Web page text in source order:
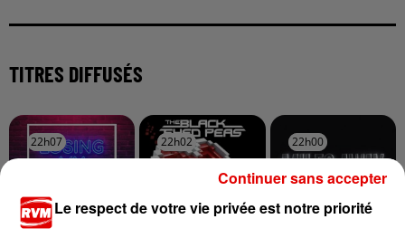
TITRES DIFFUSÉS
22h07
22h07 22h02
22h02 22h00
22h00
Le respect de votre vie privée est notre priorité
Continuer sans accepter